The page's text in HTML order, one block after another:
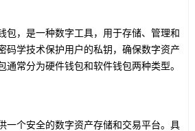
包，是一种数字工具，用于存储、管理和
码学技术保护用户的私钥，确保数字资产
通常分为硬件钱包和软件钱包两种类型。
一个安全的数字资产存储和交易平台。具